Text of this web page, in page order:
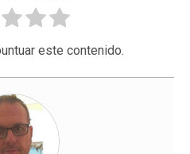
este contenido.